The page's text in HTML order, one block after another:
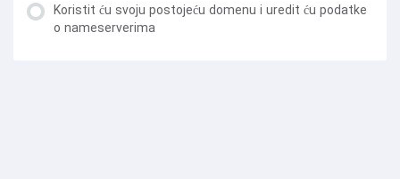
Koristit ću svoju postojeću domenu i uredit ću podatke
o nameserverima